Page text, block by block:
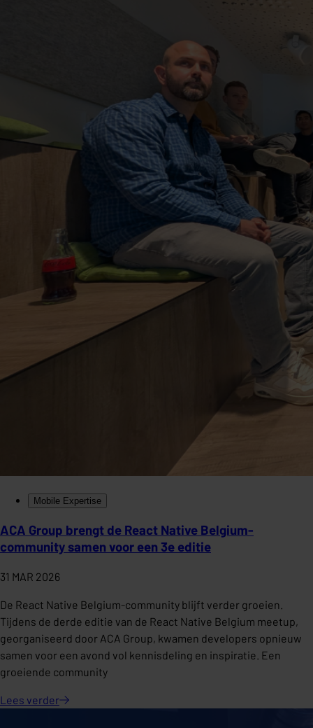
Mobile Expertise
ACA Group brengt de React Native Belgium-
community samen voor een 3e editie
31 MAR 2026
De React Native Belgium-community blijft verder groeien.
Tijdens de derde editie van de React Native Belgium meetup,
georganiseerd door ACA Group, kwamen developers opnieuw
samen voor een avond vol kennisdeling en inspiratie. Een
groeiende community
Lees verder